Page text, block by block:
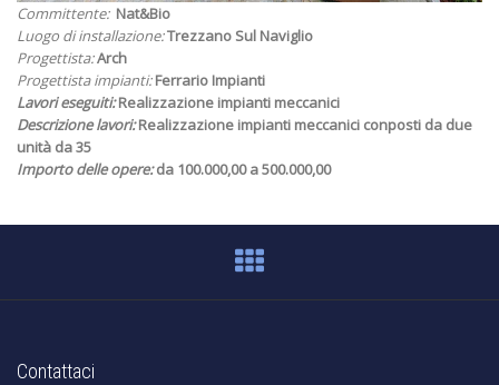
Committente: Nat&Bio
Luogo di installazione:Trezzano Sul Naviglio
Progettista:Arch
Progettista impianti:Ferrario Impianti
Lavori eseguiti: Realizzazione impianti meccanici
Descrizione lavori:Realizzazione impianti meccanici conposti da due
unità da 35
Importo delle opere: da 100.000,00 a 500.000,00
Contattaci